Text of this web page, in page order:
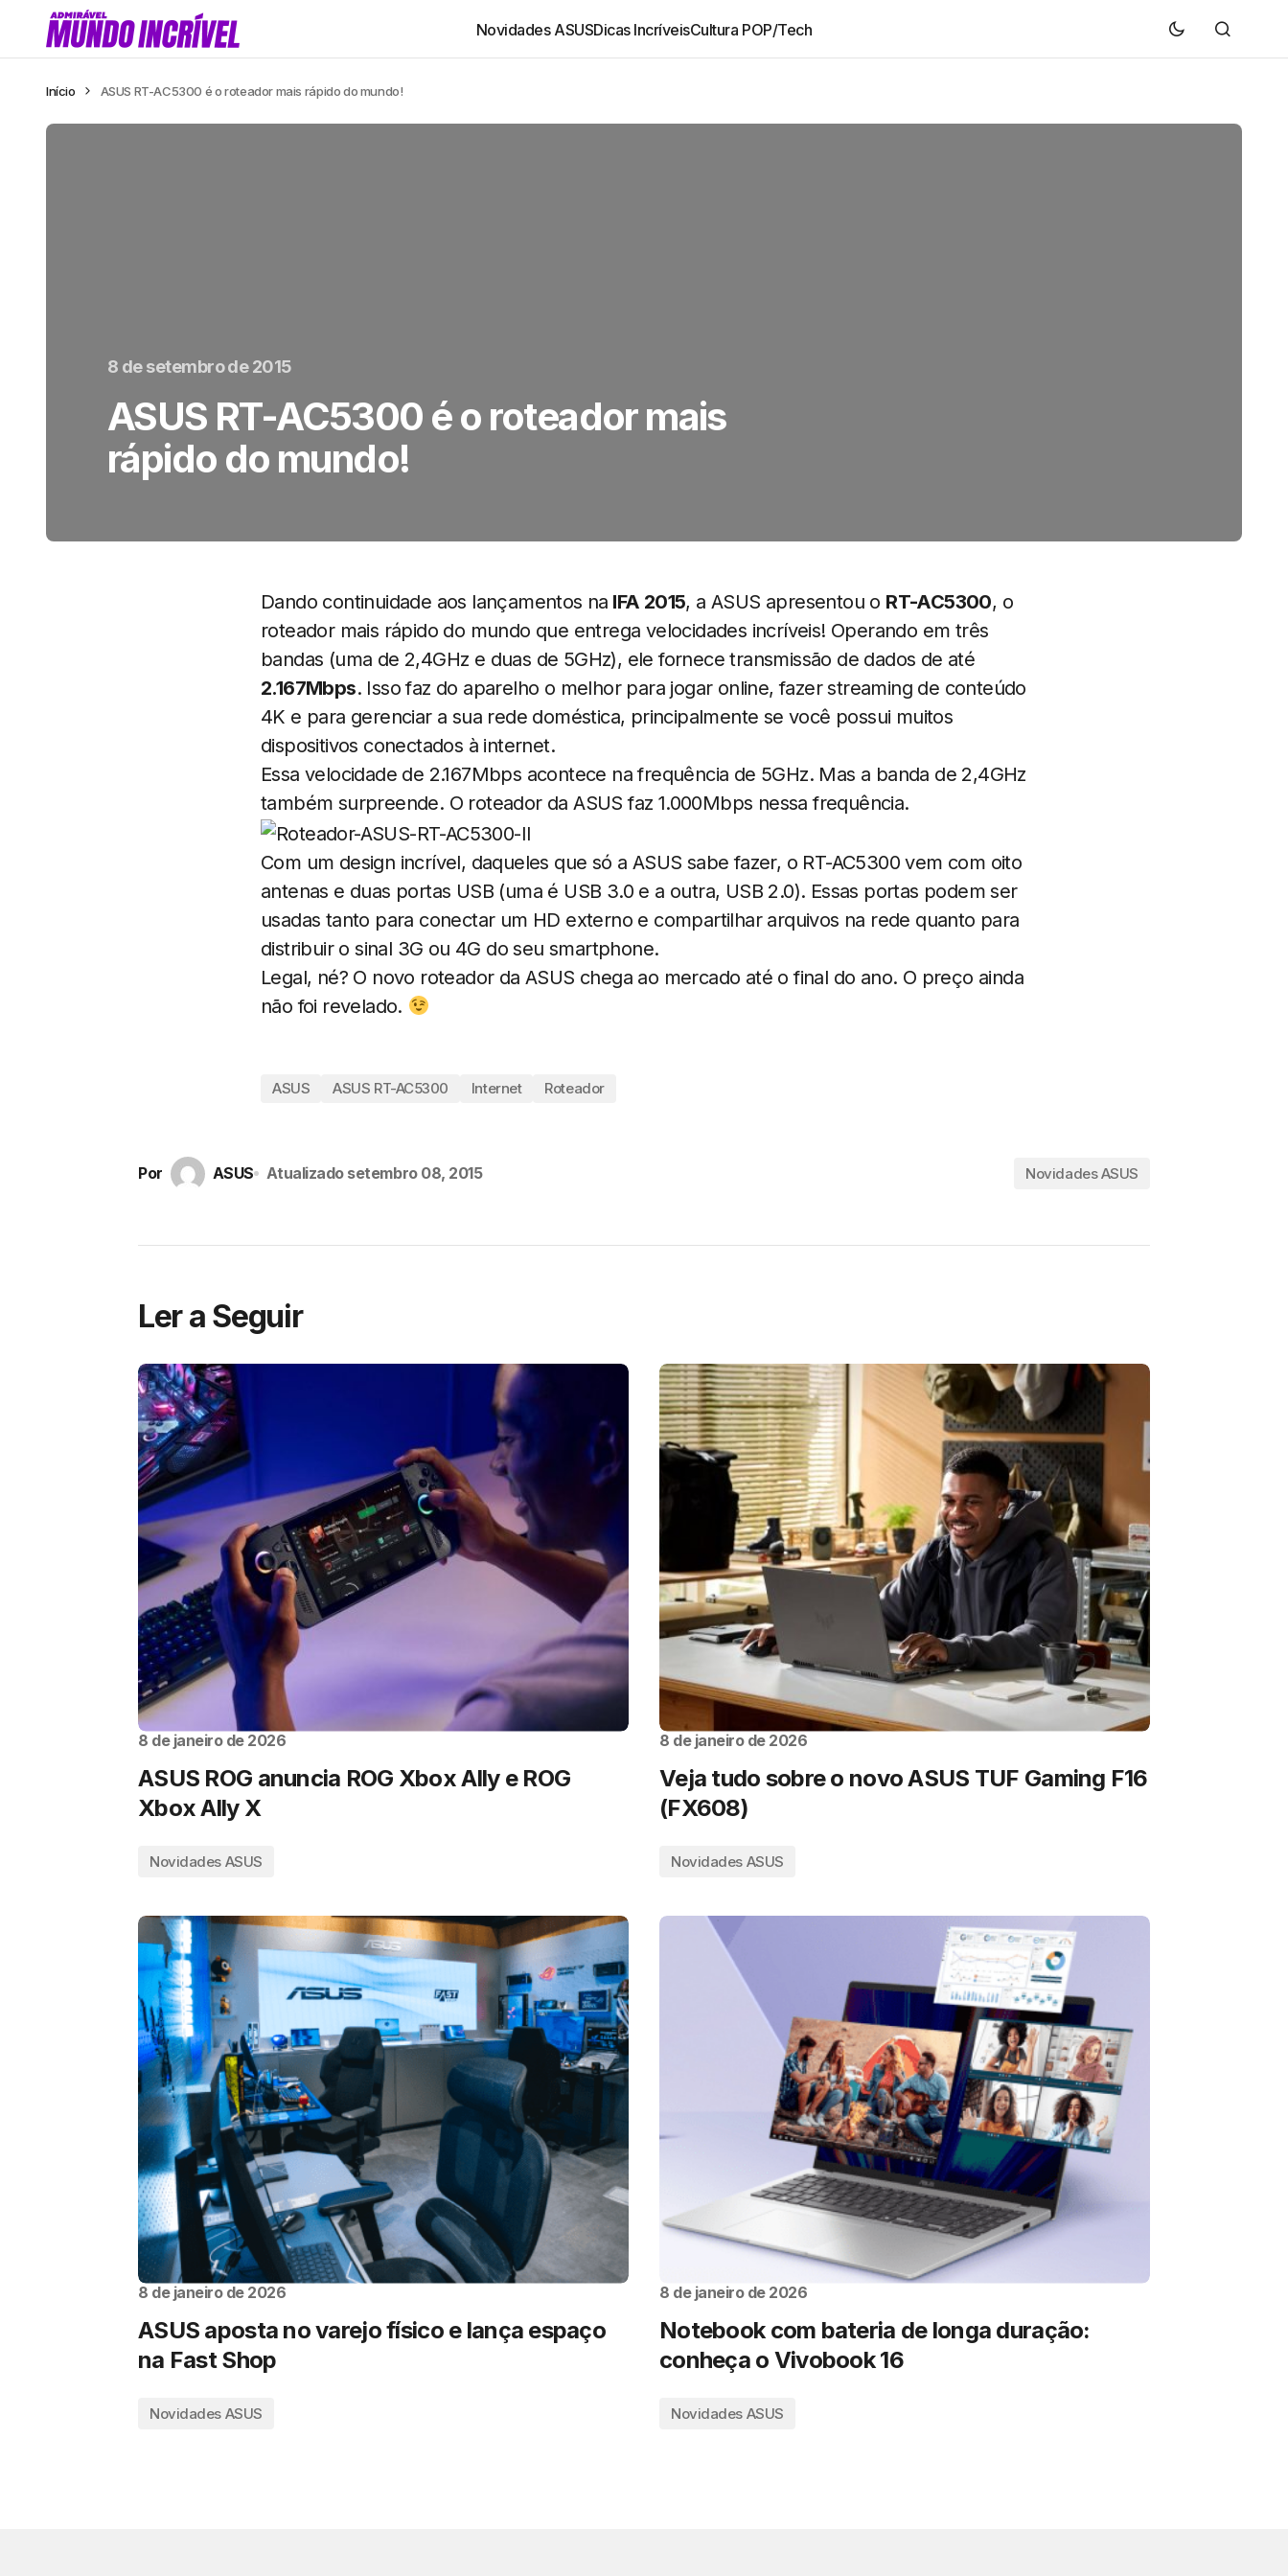
Novidades ASUSDicas IncríveisCultura POP/Tech
Início ASUS RT-AC5300 é o roteador mais rápido do mundo!
8 de setembro de 2015
ASUS RT-AC5300 é o roteador mais
rápido do mundo!
Dando continuidade aos lançamentos na IFA 2015, a ASUS apresentou o RT-AC5300, o
roteador mais rápido do mundo que entrega velocidades incríveis! Operando em três
bandas (uma de 2,4GHz e duas de 5GHz), ele fornece transmissão de dados de até
2.167Mbps. Isso faz do aparelho o melhor para jogar online, fazer streaming de conteúdo
4K e para gerenciar a sua rede doméstica, principalmente se você possui muitos
dispositivos conectados à internet.
Essa velocidade de 2.167Mbps acontece na frequência de 5GHz. Mas a banda de 2,4GHz
também surpreende. O roteador da ASUS faz 1.000Mbps nessa frequência.
Com um design incrível, daqueles que só a ASUS sabe fazer, o RT-AC5300 vem com oito
antenas e duas portas USB (uma é USB 3.0 e a outra, USB 2.0). Essas portas podem ser
usadas tanto para conectar um HD externo e compartilhar arquivos na rede quanto para
distribuir o sinal 3G ou 4G do seu smartphone.
Legal, né? O novo roteador da ASUS chega ao mercado até o final do ano. O preço ainda
não foi revelado.
ASUS ASUS RT-AC5300 Internet Roteador
Por ASUS Atualizado setembro 08, 2015 Novidades ASUS
Ler a Seguir
8 de janeiro de 2026
ASUS ROG anuncia ROG Xbox Ally e ROG
Xbox Ally X
Novidades ASUS
8 de janeiro de 2026
Veja tudo sobre o novo ASUS TUF Gaming F16
(FX608)
Novidades ASUS
8 de janeiro de 2026
ASUS aposta no varejo físico e lança espaço
na Fast Shop
Novidades ASUS
8 de janeiro de 2026
Notebook com bateria de longa duração:
conheça o Vivobook 16
Novidades ASUS